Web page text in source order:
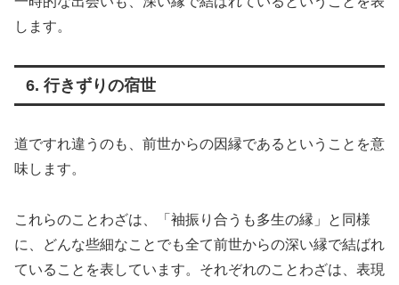
します。
6. 行きずりの宿世
道ですれ違うのも、前世からの因縁であるということを意
味します。
これらのことわざは、「袖振り合うも多生の縁」と同様
に、どんな些細なことでも全て前世からの深い縁で結ばれ
ていることを表しています。それぞれのことわざは、表現